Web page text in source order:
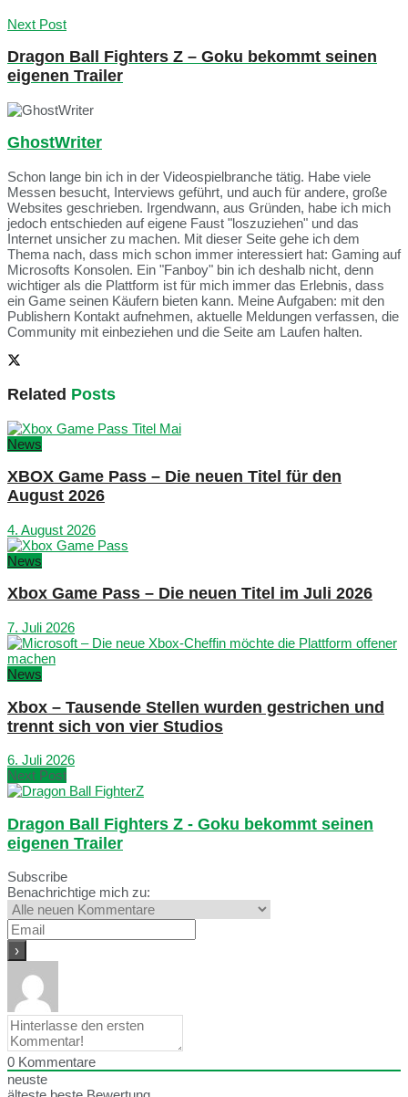
Next Post
Dragon Ball Fighters Z – Goku bekommt seinen
eigenen Trailer
GhostWriter
Schon lange bin ich in der Videospielbranche tätig. Habe viele
Messen besucht, Interviews geführt, und auch für andere, große
Websites geschrieben. Irgendwann, aus Gründen, habe ich mich
jedoch entschieden auf eigene Faust "loszuziehen" und das
Internet unsicher zu machen. Mit dieser Seite gehe ich dem
Thema nach, dass mich schon immer interessiert hat: Gaming auf
Microsofts Konsolen. Ein "Fanboy" bin ich deshalb nicht, denn
wichtiger als die Plattform ist für mich immer das Erlebnis, dass
ein Game seinen Käufern bieten kann. Meine Aufgaben: mit den
Publishern Kontakt aufnehmen, aktuelle Meldungen verfassen, die
Community mit einbeziehen und die Seite am Laufen halten.
Related Posts
News
XBOX Game Pass – Die neuen Titel für den
August 2026
4. August 2026
News
Xbox Game Pass – Die neuen Titel im Juli 2026
7. Juli 2026
News
Xbox – Tausende Stellen wurden gestrichen und
trennt sich von vier Studios
6. Juli 2026
Next Post
Dragon Ball Fighters Z - Goku bekommt seinen
eigenen Trailer
Subscribe
Benachrichtige mich zu:
0 Kommentare
neuste